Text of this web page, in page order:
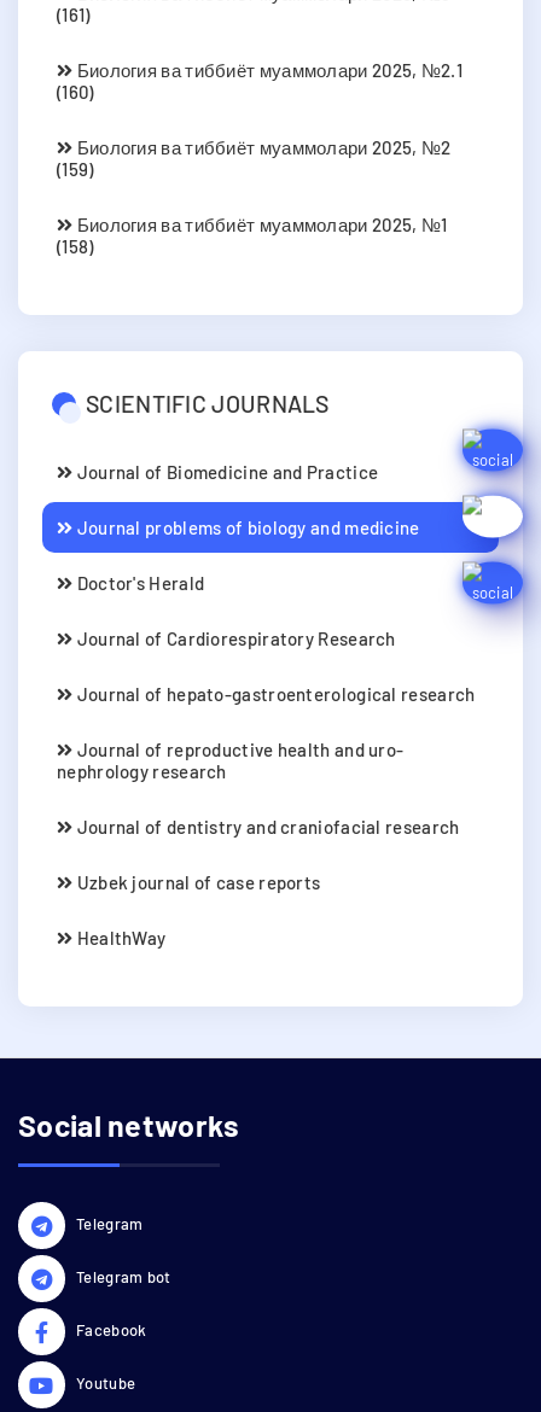
(161)
Биология ва тиббиёт муаммолари 2025, №2.1
(160)
Биология ва тиббиёт муаммолари 2025, №2
(159)
Биология ва тиббиёт муаммолари 2025, №1
(158)
SCIENTIFIC JOURNALS
Journal of Biomedicine and Practice
Journal problems of biology and medicine
Doctor's Herald
Journal of Cardiorespiratory Research
Journal of hepato-gastroenterological research
Journal of reproductive health and uro-
nephrology research
Journal of dentistry and craniofacial research
Uzbek journal of case reports
HealthWay
Social networks
Telegram
Telegram bot
Facebook
Youtube